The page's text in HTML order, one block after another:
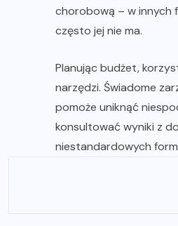
chorobową – w innych
często jej nie ma.
Planując budżet,
narzędzi. Świadome
pomoże uniknąć
konsultować wyniki z
niestandardowych